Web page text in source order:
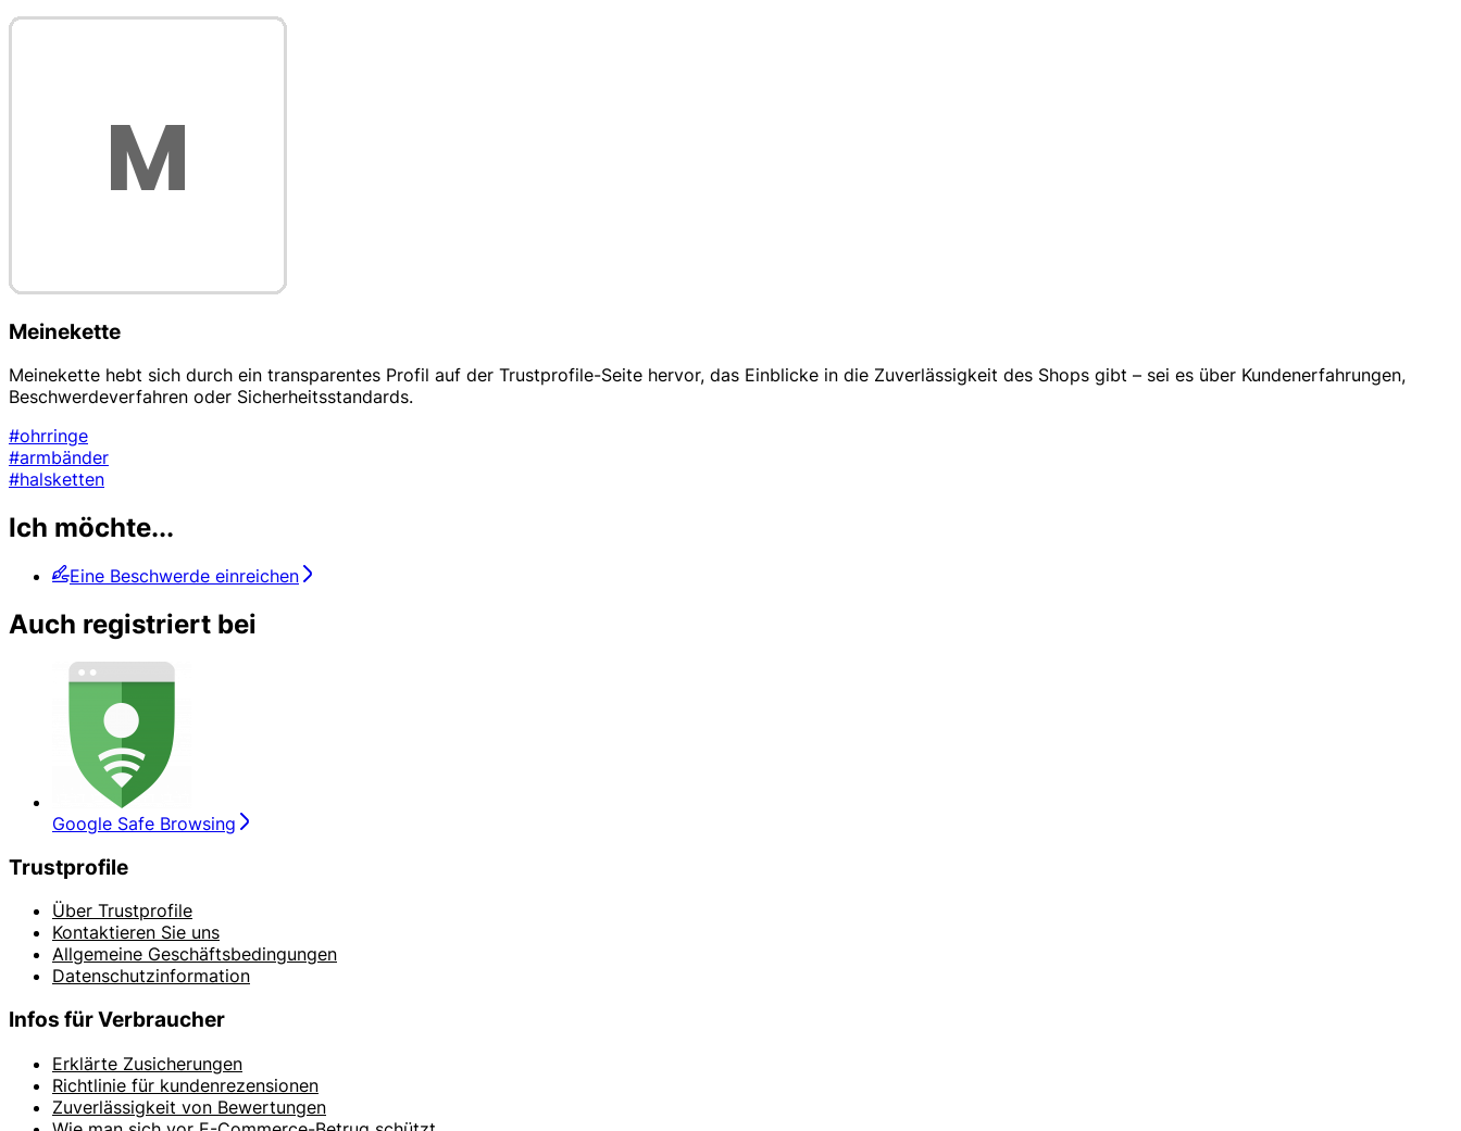
Meinekette
Meinekette hebt sich durch ein transparentes Profil auf der Trustprofile-Seite hervor, das Einblicke in die Zuverlässigkeit des Shops gibt – sei es über Kundenerfahrungen,
Beschwerdeverfahren oder Sicherheitsstandards.
#ohrringe
#armbänder
#halsketten
Ich möchte...
Eine Beschwerde einreichen
Auch registriert bei
Google Safe Browsing
Trustprofile
Über Trustprofile
Kontaktieren Sie uns
Allgemeine Geschäftsbedingungen
Datenschutzinformation
Infos für Verbraucher
Erklärte Zusicherungen
Richtlinie für kundenrezensionen
Zuverlässigkeit von Bewertungen